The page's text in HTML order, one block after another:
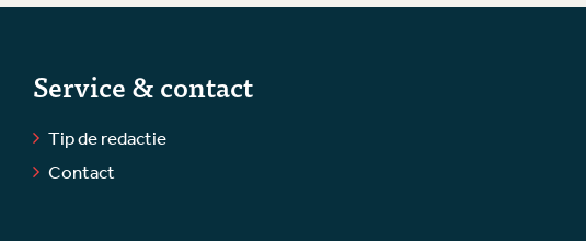
Service & contact
Tip de redactie
Contact